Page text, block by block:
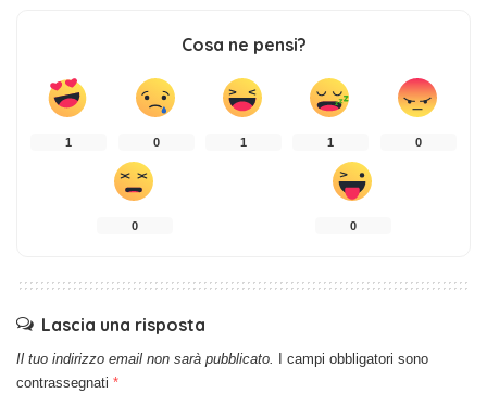
Cosa ne pensi?
1 0 1 1 0
0 0
Lascia una risposta
Il tuo indirizzo email non sarà pubblicato.
I campi obbligatori sono
contrassegnati *